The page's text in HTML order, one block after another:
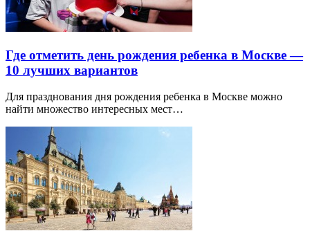
Где отметить день рождения ребенка в Москве —
10 лучших вариантов
Для празднования дня рождения ребенка в Москве можно
найти множество интересных мест…